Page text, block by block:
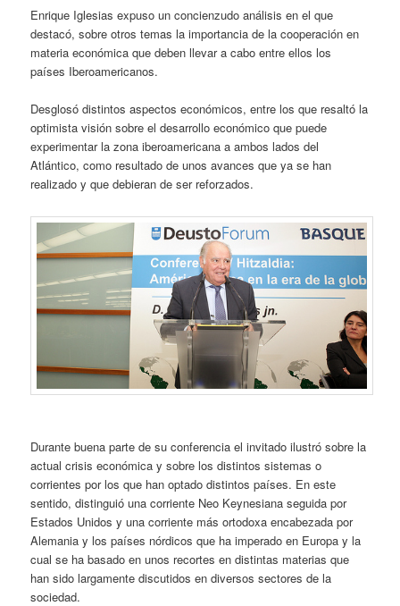
Enrique Iglesias expuso un concienzudo análisis en el que
destacó, sobre otros temas la importancia de la cooperación en
materia económica que deben llevar a cabo entre ellos los
países Iberoamericanos.
Desglosó distintos aspectos económicos, entre los que resaltó la
optimista visión sobre el desarrollo económico que puede
experimentar la zona iberoamericana a ambos lados del
Atlántico, como resultado de unos avances que ya se han
realizado y que debieran de ser reforzados.
Durante buena parte de su conferencia el invitado ilustró sobre la
actual crisis económica y sobre los distintos sistemas o
corrientes por los que han optado distintos países. En este
sentido, distinguió una corriente Neo Keynesiana seguida por
Estados Unidos y una corriente más ortodoxa encabezada por
Alemania y los países nórdicos que ha imperado en Europa y la
cual se ha basado en unos recortes en distintas materias que
han sido largamente discutidos en diversos sectores de la
sociedad.